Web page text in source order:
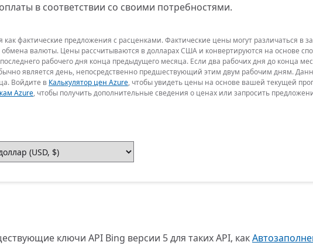
в соответствии со своими потребностями.
фактические предложения с расценками. Фактические цены могут различаться в
валюты. Цены рассчитываются в долларах США и конвертируются на основе
рабочего дня конца предыдущего месяца. Если два рабочих дня до конца
является день, непосредственно предшествующий этим двум рабочим дням.
Войдите в Калькулятор цен Azure, чтобы увидеть цены на основе вашей текущей
Azure, чтобы получить дополнительные сведения о ценах или запросить
ключи API Bing версии 5 для таких API, как